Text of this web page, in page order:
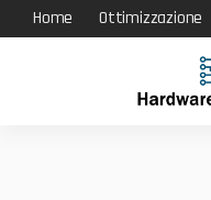
Home Ottimizzazione